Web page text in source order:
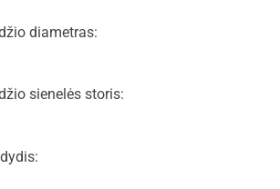
diametras:
sienelės storis: